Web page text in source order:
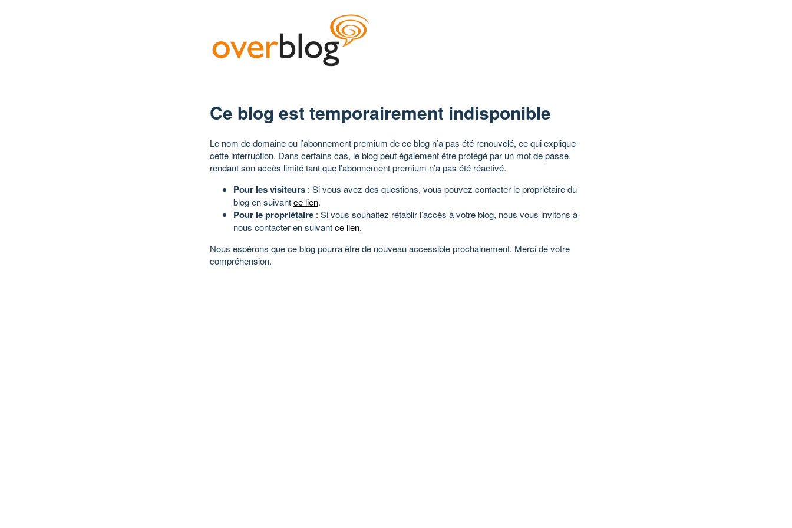
Ce blog est temporairement indisponible
Le nom de domaine ou l’abonnement premium de ce blog n’a pas été renouvelé, ce qui explique
cette interruption. Dans certains cas, le blog peut également être protégé par un mot de passe,
rendant son accès limité tant que l’abonnement premium n’a pas été réactivé.
Pour les visiteurs : Si vous avez des questions, vous pouvez contacter le propriétaire du
blog en suivantce lien.
Pour le propriétaire : Si vous souhaitez rétablir l’accès à votre blog, nous vous invitons à
nous contacter en suivantce lien.
Nous espérons que ce blog pourra être de nouveau accessible prochainement. Merci de votre
compréhension.